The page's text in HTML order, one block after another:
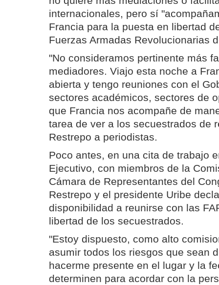
internacionales, pero sí
Francia para la puesta en libertad
Fuerzas Armadas Revolucionarias
"No consideramos pertinente más
mediadores. Viajo esta noche a
abierta y tengo reuniones con el
sectores académicos, sectores de
que Francia nos acompañe de
tarea de ver a los secuestrados de
Restrepo a periodistas.
Poco antes, en una cita de trabajo
Ejecutivo, con miembros de la
Cámara de Representantes del
Restrepo y el presidente Uribe
disponibilidad a reunirse con las
libertad de los secuestrados.
"Estoy dispuesto, como alto
asumir todos los riesgos que sean
hacerme presente en el lugar y la
determinen para acordar con la